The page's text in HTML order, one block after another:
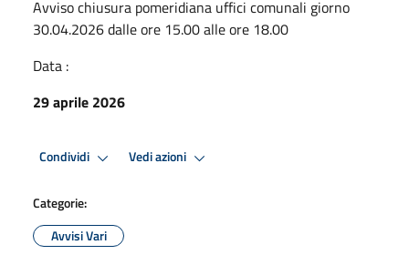
Avviso chiusura pomeridiana uffici comunali giorno
30.04.2026 dalle ore 15.00 alle ore 18.00
Data :
29 aprile 2026
Condividi Vedi azioni
Categorie:
Avvisi Vari